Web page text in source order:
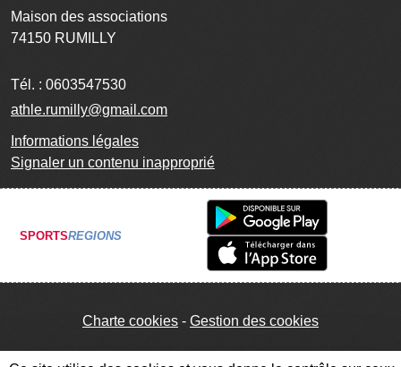
Maison des associations
74150 RUMILLY
Tél. : 0603547530
athle.rumilly@gmail.com
Informations légales
Signaler un contenu inapproprié
SPORTSREGIONS
Charte cookies Gestion des cookies